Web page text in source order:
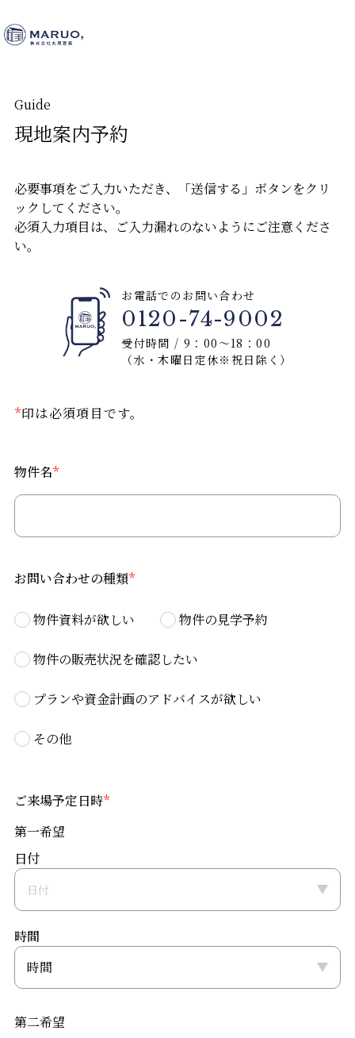
Guide
現地案内予約
必要事項をご入力いただき、「送信する」ボタンをクリ
ックしてください。
必須入力項目は、ご入力漏れのないようにご注意くださ
い。
お電話でのお問い合わせ
0120-74-9002
受付時間 / 9：00～18：00
（水・木曜日定休※祝日除く）
*印は必須項目です。
物件名*
お問い合わせの種類*
物件資料が欲しい 物件の見学予約
物件の販売状況を確認したい
プランや資金計画のアドバイスが欲しい
その他
ご来場予定日時*
第一希望
日付
時間
第二希望